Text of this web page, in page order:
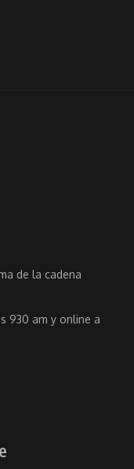
de la cadena
930 am y online a